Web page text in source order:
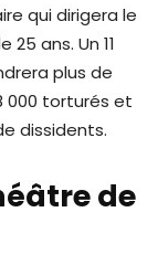
qui dirigera le
ans. Un 11
plus de
000 torturés et
dissidents.
de